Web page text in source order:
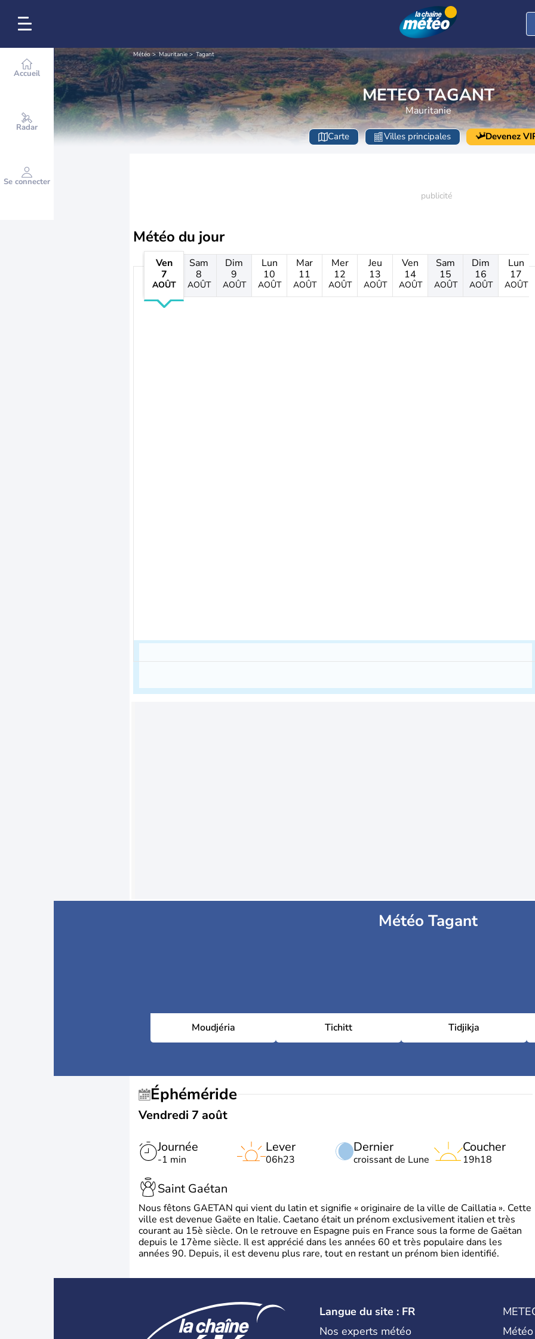
Accueil
Radar
Se connecter
Météo Mauritanie Tagant
METEO TAGANT
Mauritanie
Carte Villes principales Devenez
Météo du jour
Ven
7
AOÛT
Sam
8
AOÛT
Dim
9
AOÛT
Lun
10
AOÛT
Mar
11
AOÛT
Mer
12
AOÛT
Jeu
13
AOÛT
Ven
14
AOÛT
Sam
15
AOÛT
Dim
16
AOÛT
Lun
17
AOÛT
Météo Tagant
Moudjéria Tichitt Tidjikja
Éphéméride
Vendredi 7 août
Journée
-1 min
Dernier
croissant de Lune
Lever
06h23
Coucher
19h18
Saint Gaétan
Nous fêtons GAETAN qui vient du latin et signifie « originaire de la ville de Caillatia ». Cette
ville est devenue Gaëte en Italie. Caetano était un prénom exclusivement italien et très
courant au 15è siècle. On le retrouve en Espagne puis en France sous la forme de Gaëtan
depuis le 17ème siècle. Il est apprécié dans les années 60 et très populaire dans les
années 90. Depuis, il est devenu plus rare, tout en restant un prénom bien identifié.
Langue du site : FR
Nos experts météo